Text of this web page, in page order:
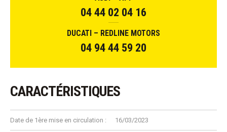
CARACTÉRISTIQUES
Date de 1ère mise en circulation : 16/03/2023
04 44 02 04 16
DUCATI – REDLINE MOTORS
04 94 44 59 20